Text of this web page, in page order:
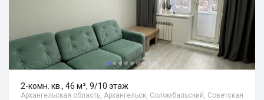
2-комн. кв., 46 м², 9/10 этаж
Архангельская область, Архангельск, Соломбальский, Советская